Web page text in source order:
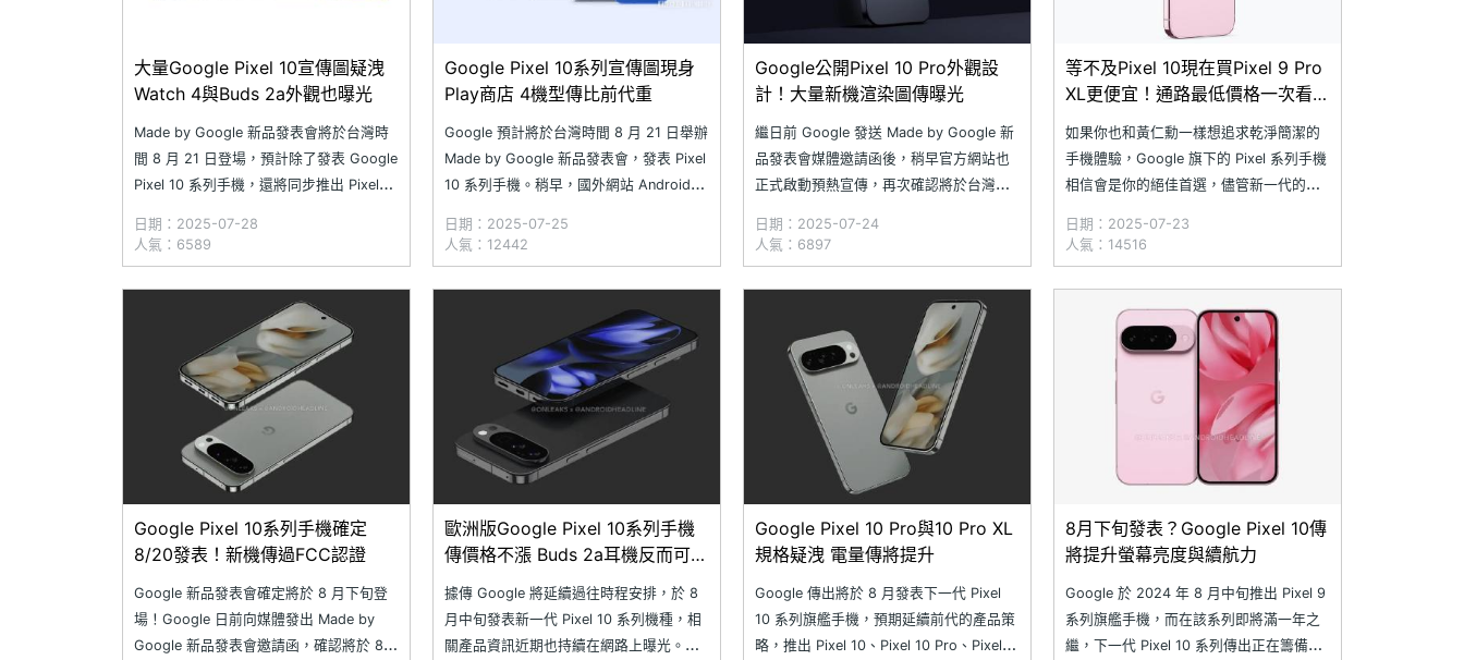
大量Google Pixel 10宣傳圖疑洩
Watch 4與Buds 2a外觀也曝光
Made by Google 新品發表會將於台灣時
間 8 月 21 日登場，預計除了發表 Google
Pixel 10 系列手機，還將同步推出 Pixel
機等多款新品。近日，科技部落客 Evan
Blass、國外網站 Android H
日期：2025-07-28
人氣：6589
Google Pixel 10系列宣傳圖現身
Play商店 4機型傳比前代重
Google 預計將於台灣時間 8 月 21 日舉辦
Made by Google 新品發表會，發表 Pixel
10 系列手機。稍早，國外網站 Android
上架 Pixel 10 系列的宣傳廣告，不僅曝光
4 款機型外觀，也透露部分購
日期：2025-07-25
人氣：12442
Google公開Pixel 10 Pro外觀設
計！大量新機渲染圖傳曝光
繼日前 Google 發送 Made by Google 新
品發表會媒體邀請函後，稍早官方網站也
正式啟動預熱宣傳，再次確認將於台灣時
時，Google 搶先公開 Pixel 10 Pro 的外
觀設計，並開放預約登記，讓用戶可提前
取得專屬優惠、開賣
日期：2025-07-24
人氣：6897
等不及Pixel 10現在買Pixel 9 Pro
XL更便宜！通路最低價格一次看
(2025.7)
如果你也和黃仁勳一樣想追求乾淨簡潔的
手機體驗，Google 旗下的 Pixel 系列手機
相信會是你的絕佳首選，儘管新一代的
手機價格通常較高，現在想買便宜就選
Pixel 9 系列吧，其中 Pixel 9 Pro XL 不僅
配備
日期：2025-07-23
人氣：14516
Google Pixel 10系列手機確定
8/20發表！新機傳過FCC認證
Google 新品發表會確定將於 8 月下旬登
場！Google 日前向媒體發出 Made by
Google 新品發表會邀請函，確認將於 8
歐洲版Google Pixel 10系列手機
傳價格不漲 Buds 2a耳機反而可能
變貴
據傳 Google 將延續過往時程安排，於 8
月中旬發表新一代 Pixel 10 系列機種，相
關產品資訊近期也持續在網路上曝光。近
Google Pixel 10 Pro與10 Pro XL
規格疑洩 電量傳將提升
Google 傳出將於 8 月發表下一代 Pixel
10 系列旗艦手機，預期延續前代的產品策
略，推出 Pixel 10、Pixel 10 Pro、Pixel
8月下旬發表？Google Pixel 10傳
將提升螢幕亮度與續航力
Google 於 2024 年 8 月中旬推出 Pixel 9
系列旗艦手機，而在該系列即將滿一年之
繼，下一代 Pixel 10 系列傳出正在籌備